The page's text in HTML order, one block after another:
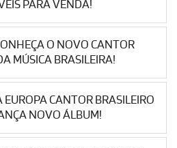
PARA VENDA!
O NOVO CANTOR
MÚSICA BRASILEIRA!
EUROPA CANTOR BRASILEIRO
NOVO ÁLBUM!